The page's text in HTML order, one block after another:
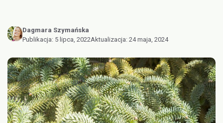
Dagmara Szymańska
Publikacja: 5 lipca, 2022Aktualizacja: 24 maja, 2024